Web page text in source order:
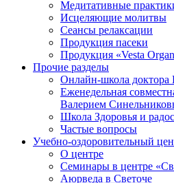
Медитативные
Исцеляющие молитвы
Сеансы релаксации
Продукция пасеки
Продукция «Vesta
Прочие разделы
Онлайн-школа доктора
Еженедельная
Валерием
Школа Здоровья и
Частые вопросы
Учебно-оздоровительный
О центре
Семинары в центре
Аюрведа в Светоче